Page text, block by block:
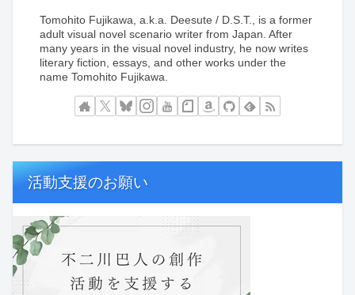
Tomohito Fujikawa, a.k.a. Deesute / D.S.T., is a former
adult visual novel scenario writer from Japan. After
many years in the visual novel industry, he now writes
literary fiction, essays, and other works under the
name Tomohito Fujikawa.
活動支援のお願い